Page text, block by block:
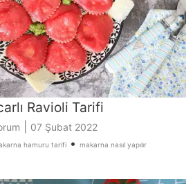
Ravioli Tarifi
07 Şubat 2022
hamuru tarifi • makarna nasıl yapılır